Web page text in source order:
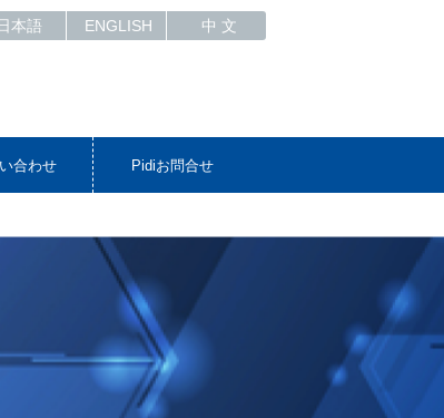
日本語 ENGLISH 中 文
合わせ Pidiお問合せ